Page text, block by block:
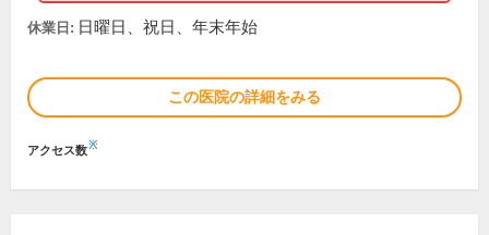
休業日: 日曜日、祝日、年末年始
この医院の詳細をみる
アクセス数※